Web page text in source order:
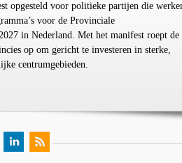
opgesteld voor politieke partijen die
voor de Provinciale
in Nederland. Met het manifest roept de
op om gericht te investeren in sterke,
centrumgebieden.